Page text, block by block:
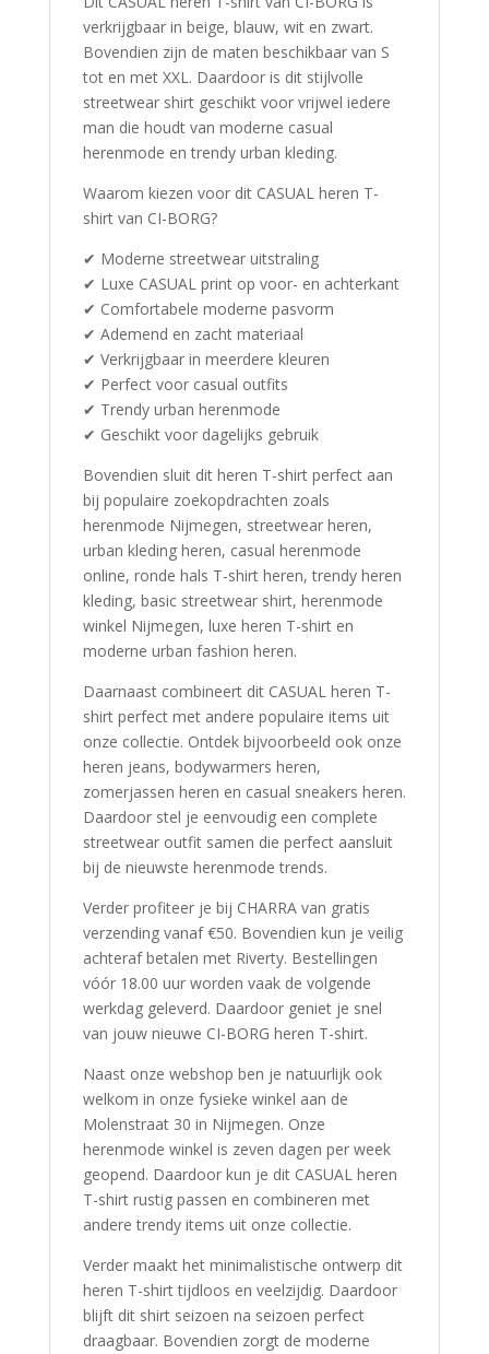
verkrijgbaar in beige, blauw, wit en zwart.
Bovendien zijn de maten beschikbaar van S
tot en met XXL. Daardoor is dit stijlvolle
streetwear shirt geschikt voor vrijwel iedere
man die houdt van moderne casual
herenmode en trendy urban kleding.
Waarom kiezen voor dit CASUAL heren T-
shirt van CI-BORG?
✔ Moderne streetwear uitstraling
✔ Luxe CASUAL print op voor- en achterkant
✔ Comfortabele moderne pasvorm
✔ Ademend en zacht materiaal
✔ Verkrijgbaar in meerdere kleuren
✔ Perfect voor casual outfits
✔ Trendy urban herenmode
✔ Geschikt voor dagelijks gebruik
Bovendien sluit dit heren T-shirt perfect aan
bij populaire zoekopdrachten zoals
herenmode Nijmegen, streetwear heren,
urban kleding heren, casual herenmode
online, ronde hals T-shirt heren, trendy heren
kleding, basic streetwear shirt, herenmode
winkel Nijmegen, luxe heren T-shirt en
moderne urban fashion heren.
Daarnaast combineert dit CASUAL heren T-
shirt perfect met andere populaire items uit
onze collectie. Ontdek bijvoorbeeld ook onze
heren jeans, bodywarmers heren,
zomerjassen heren en casual sneakers heren.
Daardoor stel je eenvoudig een complete
streetwear outfit samen die perfect aansluit
bij de nieuwste herenmode trends.
Verder profiteer je bij CHARRA van gratis
verzending vanaf €50. Bovendien kun je veilig
achteraf betalen met Riverty. Bestellingen
vóór 18.00 uur worden vaak de volgende
werkdag geleverd. Daardoor geniet je snel
van jouw nieuwe CI-BORG heren T-shirt.
Naast onze webshop ben je natuurlijk ook
welkom in onze fysieke winkel aan de
Molenstraat 30 in Nijmegen. Onze
herenmode winkel is zeven dagen per week
geopend. Daardoor kun je dit CASUAL heren
T-shirt rustig passen en combineren met
andere trendy items uit onze collectie.
Verder maakt het minimalistische ontwerp dit
heren T-shirt tijdloos en veelzijdig. Daardoor
blijft dit shirt seizoen na seizoen perfect
draagbaar. Bovendien zorgt de moderne